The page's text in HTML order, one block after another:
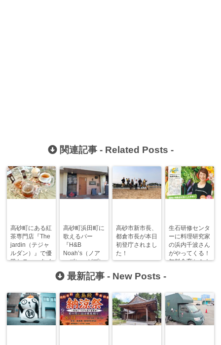
関連記事 - Related Posts -
高砂町にある紅
茶専門店『The
jardin（テジャ
ルダン）』で優
雅なティータイ
高砂町浜田町に
歌えるバー
『H&B
Noah’s（ノア
ーズ）』がプレ
オープンしてい
ます！
高砂市新市長、
都倉市長が本日
初登庁されまし
た！
生石研修センタ
ーに料理研究家
の浜内千波さん
がやってくる！
無料食育セミナ
最新記事 - New Posts -